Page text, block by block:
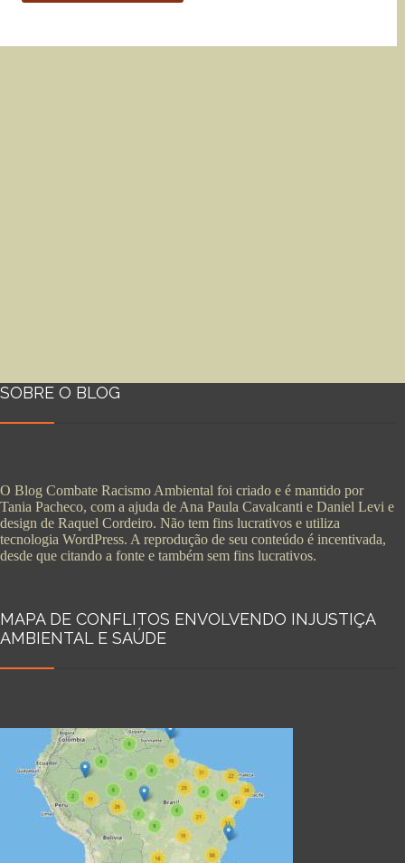
SOBRE O BLOG
O Blog Combate Racismo Ambiental foi criado e é mantido por
Tania Pacheco, com a ajuda de Ana Paula Cavalcanti e Daniel Levi e
design de Raquel Cordeiro. Não tem fins lucrativos e utiliza
tecnologia WordPress. A reprodução de seu conteúdo é incentivada,
desde que citando a fonte e também sem fins lucrativos.
MAPA DE CONFLITOS ENVOLVENDO INJUSTIÇA
AMBIENTAL E SAÚDE